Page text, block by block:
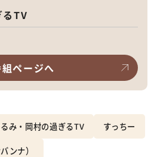
るTV
ページへ
み・岡村の過ぎるTV すっちー
ンナ）